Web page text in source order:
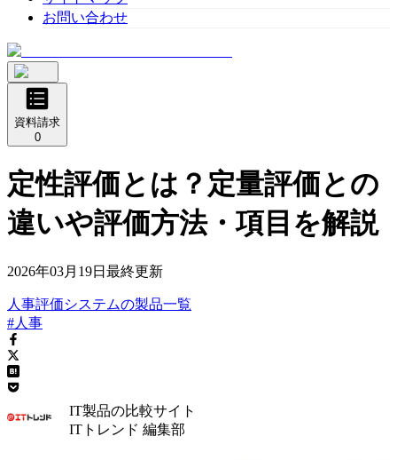
お問い合わせ
資料請求
0
定性評価とは？定量評価との
違いや評価方法・項目を解説
2026年03月19日 最終更新
人事評価システムの製品一覧
#人事
IT製品の比較サイト
ITトレンド 編集部